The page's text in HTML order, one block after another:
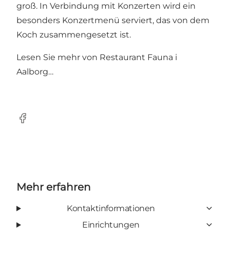
groß. In Verbindung mit Konzerten wird ein
besonders Konzertmenü serviert, das von dem
Koch zusammengesetzt ist.
Lesen Sie mehr von Restaurant Fauna i
Aalborg…
Facebook
Mehr erfahren
Kontaktinformationen
Einrichtungen